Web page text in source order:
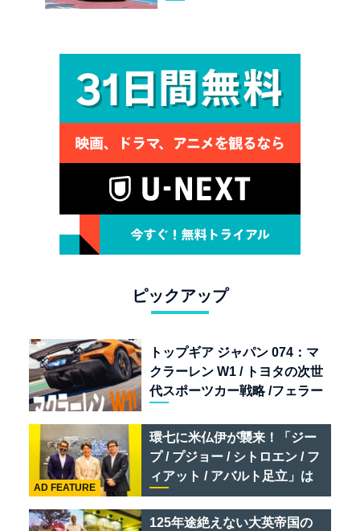
ピックアップ
トップギア ジャパン 074：マ
クラーレン W1 / トヨタの次世
代スポーツカー戦略 /フェラー
リオ /ベントレー スーパース
ポーツ
環七に米仏伊が襲来！「ジー
プ / プジョー / シトロエン / フ
ィアット / アバルト足立」は
クルマのセレクトショップで
ある
AD FEATURE
125年途絶えない大英帝国の